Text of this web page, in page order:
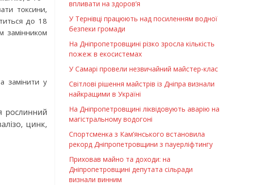
токсини,
до 18
замінником
замінити у
рослинний
цинк,
впливати на здоров’я
У Тернівці працюють над посиленням водної
безпеки громади
На Дніпропетровщині різко зросла кількість
пожеж в екосистемах
У Самарі провели незвичайний майстер-клас
Світлові рішення майстрів із Дніпра визнали
найкращими в Україні
На Дніпропетровщині ліквідовують аварію на
магістральному водогоні
Спортсменка з Кам’янського встановила
рекорд Дніпропетровщини з пауерліфтингу
Приховав майно та доходи: на
Дніпропетровщині депутата сільради
визнали винним